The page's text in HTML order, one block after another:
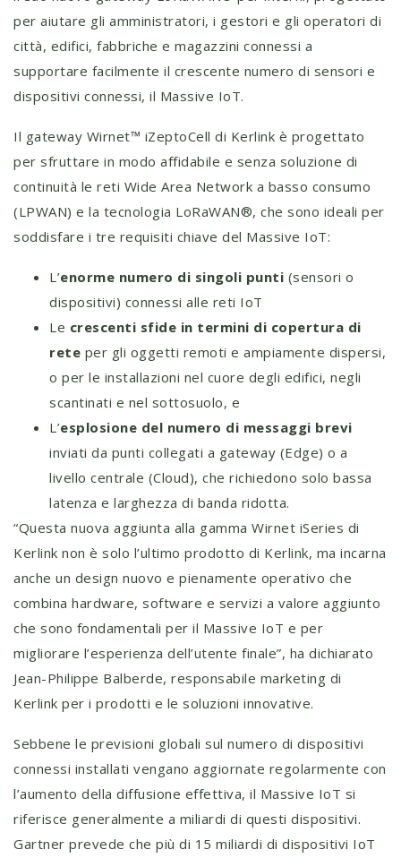
per aiutare gli amministratori, i gestori e gli operatori di
città, edifici, fabbriche e magazzini connessi a
supportare facilmente il crescente numero di sensori e
dispositivi connessi, il Massive IoT.
Il gateway Wirnet™ iZeptoCell di Kerlink è progettato
per sfruttare in modo affidabile e senza soluzione di
continuità le reti Wide Area Network a basso consumo
(LPWAN) e la tecnologia LoRaWAN®, che sono ideali per
soddisfare i tre requisiti chiave del Massive IoT:
L’enorme numero di singoli punti (sensori o
dispositivi) connessi alle reti IoT
Le crescenti sfide in termini di copertura di
rete per gli oggetti remoti e ampiamente dispersi,
o per le installazioni nel cuore degli edifici, negli
scantinati e nel sottosuolo, e
L’esplosione del numero di messaggi brevi
inviati da punti collegati a gateway (Edge) o a
livello centrale (Cloud), che richiedono solo bassa
latenza e larghezza di banda ridotta.
“Questa nuova aggiunta alla gamma Wirnet iSeries di
Kerlink non è solo l’ultimo prodotto di Kerlink, ma incarna
anche un design nuovo e pienamente operativo che
combina hardware, software e servizi a valore aggiunto
che sono fondamentali per il Massive IoT e per
migliorare l’esperienza dell’utente finale”, ha dichiarato
Jean-Philippe Balberde, responsabile marketing di
Kerlink per i prodotti e le soluzioni innovative.
Sebbene le previsioni globali sul numero di dispositivi
connessi installati vengano aggiornate regolarmente con
l’aumento della diffusione effettiva, il Massive IoT si
riferisce generalmente a miliardi di questi dispositivi.
Gartner prevede che più di 15 miliardi di dispositivi IoT